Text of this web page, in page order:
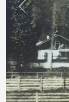
Previous